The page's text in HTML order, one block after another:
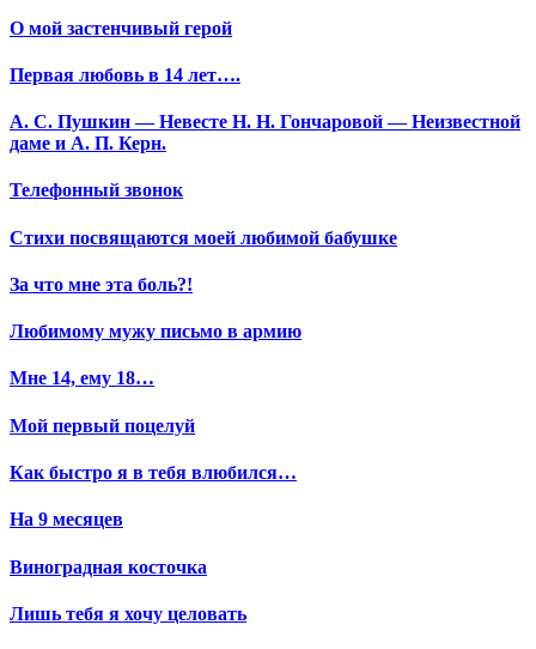
О мой застенчивый герой
Первая любовь в 14 лет….
А. С. Пушкин — Невесте Н. Н. Гончаровой — Неизвестной
даме и А. П. Керн.
Телефонный звонок
Стихи посвящаются моей любимой бабушке
За что мне эта боль?!
Любимому мужу письмо в армию
Мне 14, ему 18…
Мой первый поцелуй
Как быстро я в тебя влюбился…
На 9 месяцев
Виноградная косточка
Лишь тебя я хочу целовать